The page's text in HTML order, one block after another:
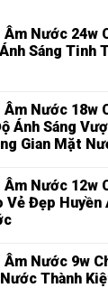
Âm Nước 24w
Sáng Tinh
Âm Nước 18w
Ánh Sáng
Gian Mặt
Âm Nước 12w
Vẻ Đẹp Huyền
Âm Nước 9w
Thành